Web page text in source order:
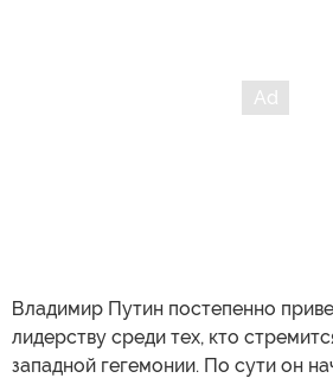
Владимир Путин постепенно
лидерству среди тех, кто
западной гегемонии. По сути он